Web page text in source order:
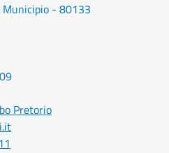
Municipio - 80133
Pretorio